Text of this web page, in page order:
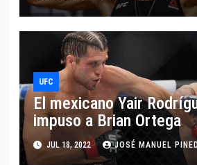
UFC
El mexicano Yair
impuso a Brian Ortega
JUL 18, 2022 JOSÉ MANUEL